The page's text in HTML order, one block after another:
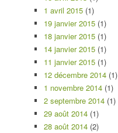
1 avril 2015 (1)
19 janvier 2015 (1)
18 janvier 2015 (1)
14 janvier 2015 (1)
11 janvier 2015 (1)
12 décembre 2014 (1)
1 novembre 2014 (1)
2 septembre 2014 (1)
29 août 2014 (1)
28 août 2014 (2)